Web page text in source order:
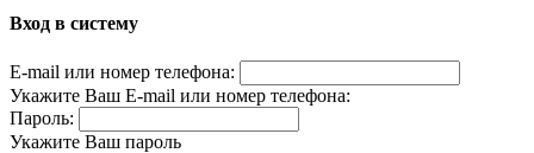
Вход в систему
E-mail или номер телефона:
Укажите Ваш E-mail или номер телефона:
Пароль:
Укажите Ваш пароль